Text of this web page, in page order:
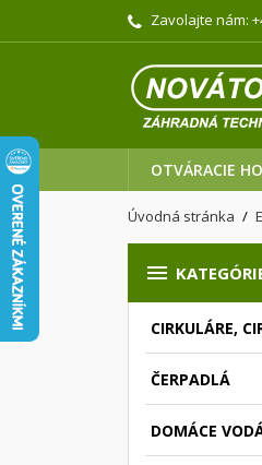
Zavolajte nám:
OTVÁRACIE
Úvodná stránka

CIRKULÁRE,
ČERPADLÁ
DOMÁCE